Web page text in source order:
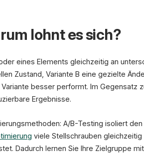
CR: 2,4%
Kontrolle
lohnt es sich?
eines Elements gleichzeitig an
Zustand, Variante B eine gezielte
besser performt. Im Gegensatz
Ergebnisse.
A/B-Testing isoliert
viele Stellschrauben
Dadurch lernen Sie Ihre Zielgruppe